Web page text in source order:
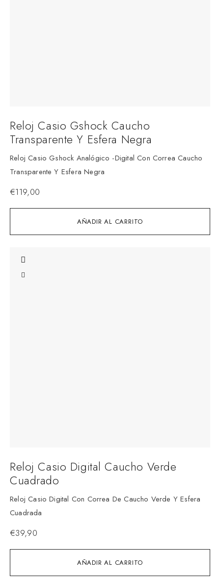
AÑADIR AL CARRITO
Reloj Casio Gshock Caucho
Transparente Y Esfera Negra
Reloj Casio Gshock Analógico -Digital Con Correa Caucho
Transparente Y Esfera Negra
€119,00
AÑADIR AL CARRITO
Reloj Casio Digital Caucho Verde
Cuadrado
Reloj Casio Digital Con Correa De Caucho Verde Y Esfera
Cuadrada
€39,90